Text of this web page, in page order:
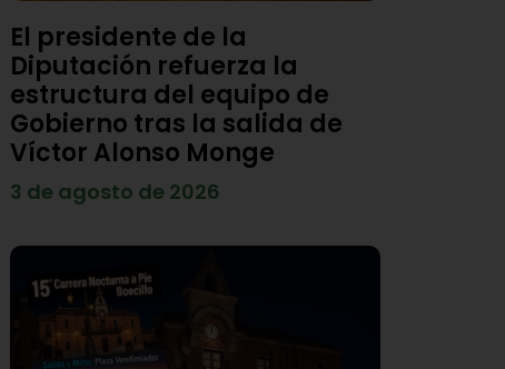
El presidente de la
Diputación refuerza la
estructura del equipo de
Gobierno tras la salida de
Víctor Alonso Monge
3 de agosto de 2026